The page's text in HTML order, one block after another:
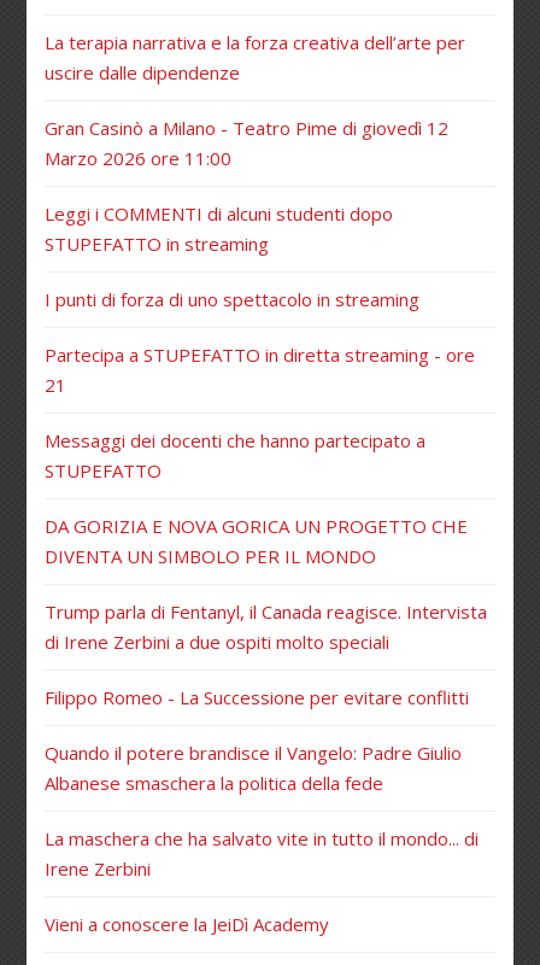
La terapia narrativa e la forza creativa dell’arte per
uscire dalle dipendenze
Gran Casinò a Milano - Teatro Pime di giovedì 12
Marzo 2026 ore 11:00
Leggi i COMMENTI di alcuni studenti dopo
STUPEFATTO in streaming
I punti di forza di uno spettacolo in streaming
Partecipa a STUPEFATTO in diretta streaming - ore
21
Messaggi dei docenti che hanno partecipato a
STUPEFATTO
DA GORIZIA E NOVA GORICA UN PROGETTO CHE
DIVENTA UN SIMBOLO PER IL MONDO
Trump parla di Fentanyl, il Canada reagisce. Intervista
di Irene Zerbini a due ospiti molto speciali
Filippo Romeo - La Successione per evitare conflitti
Quando il potere brandisce il Vangelo: Padre Giulio
Albanese smaschera la politica della fede
La maschera che ha salvato vite in tutto il mondo... di
Irene Zerbini
Vieni a conoscere la JeiDì Academy